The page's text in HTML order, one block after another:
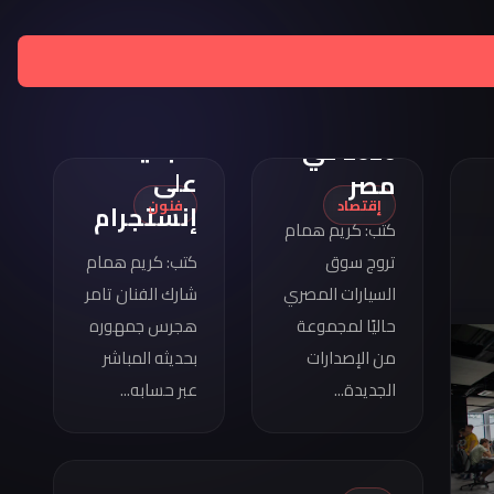
إقتصاد
مواصفات
كوبرا
2026 في
مصر
كتب: كريم همام
تروج سوق
السيارات المصري
حاليًا لمجموعة
من الإصدارات
الجديدة...
فنون
هجرس
يشارك
الجديدة
على
إنستجرام
كتب: كريم همام
شارك الفنان تامر
هجرس جمهوره
بحديثه المباشر
عبر حسابه...